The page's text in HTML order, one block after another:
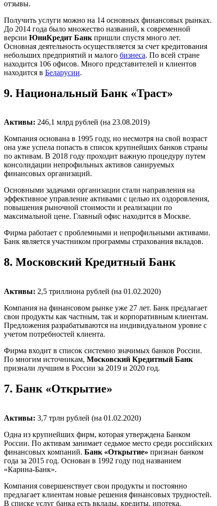
отзывы.
Получить услуги можно на 14 основных финансовых рынках.
До 2014 года было множество названий, к современной
версии ЮниКредит Банк пришли спустя много лет.
Основная деятельность осуществляется за счет кредитования
небольших предприятий и малого бизнеса. По всей стране
находится 106 офисов. Много представителей и клиентов
находится в Беларусии.
9. Национальный Банк «Траст»
Активы: 246,1 млрд рублей (на 23.08.2019)
Компания основана в 1995 году, но несмотря на свой возраст
она уже успела попасть в список крупнейших банков страны
по активам. В 2018 году проходит важную процедуру путем
консолидации непрофильных активов санируемых
финансовых организаций.
Основными задачами организации стали направления на
эффективное управление активами с целью их оздоровления,
повышения рыночной стоимости и реализации по
максимальной цене. Главный офис находится в Москве.
Фирма работает с проблемными и непрофильными активами.
Банк является участником программы страхования вкладов.
8. Московский Кредитный Банк
Активы: 2,5 триллиона рублей (на 01.02.2020)
Компания на финансовом рынке уже 27 лет. Банк предлагает
свои продукты как частным, так и корпоративным клиентам.
Предложения разрабатываются на индивидуальном уровне с
учетом потребностей клиента.
Фирма входит в список системно значимых банков России.
По многим источникам, Московский Кредитный Банк
признали лучшим в России за 2019 и 2020 год.
7. Банк «Открытие»
Активы: 3,7 трлн рублей (на 01.02.2020)
Одна из крупнейших фирм, которая утверждена Банком
России. По активам занимает седьмое место среди российских
финансовых компаний. Банк «Открытие» признан банком
года за 2015 год. Основан в 1992 году под названием
«Карина-Банк».
Компания совершенствует свои продукты и постоянно
предлагает клиентам новые решения финансовых трудностей.
В списке услуг банка есть вклады, кредиты, ипотека,